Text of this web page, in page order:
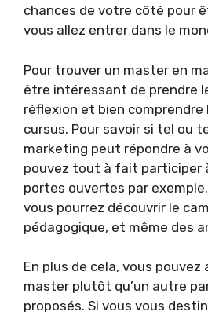
chances de votre côté pour
vous allez entrer dans le
Pour trouver un master en
être intéressant de prendre
réflexion et bien comprendre
cursus. Pour savoir si tel ou
marketing peut répondre à
pouvez tout à fait participer
portes ouvertes par
vous pourrez découvrir le
pédagogique, et même des
En plus de cela, vous pouvez
master plutôt qu’un autre
proposés. Si vous vous